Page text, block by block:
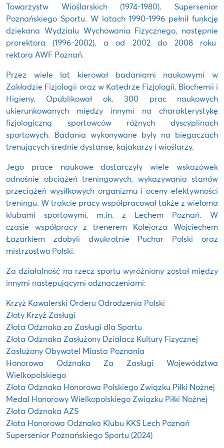
Towarzystw Wioślarskich (1974-1980). Supersenior
Poznańskiego Sportu. W latach 1990-1996 pełnił funkcję
dziekana Wydziału Wychowania Fizycznego, następnie
prorektora (1996-2002), a od 2002 do 2008 roku
rektora AWF Poznań.
Przez wiele lat kierował badaniami naukowymi w
Zakładzie Fizjologii oraz w Katedrze Fizjologii, Biochemii i
Higieny. Opublikował ok. 300 prac naukowych
ukierunkowanych między innymi na charakterystykę
fizjologiczną sportowców różnych dyscyplinach
sportowych. Badania wykonywane były na biegaczach
trenujących średnie dystanse, kajakarzy i wioślarzy.
Jego prace naukowe dostarczyły wiele wskazówek
odnośnie obciążeń treningowych, wykazywania stanów
przeciążeń wysiłkowych organizmu i oceny efektywności
treningu. W trakcie pracy współpracował także z wieloma
klubami sportowymi, m.in. z Lechem Poznań. W
czasie współpracy z trenerem Kolejorza Wojciechem
Łazarkiem zdobyli dwukrotnie Puchar Polski oraz
mistrzostwo Polski.
Za działalność na rzecz sportu wyróżniony został między
innymi następującymi odznaczeniami:
Krzyż Kawalerski Orderu Odrodzenia Polski
Złoty Krzyż Zasługi
Złota Odznaka za Zasługi dla Sportu
Złota Odznaka Zasłużony Działacz Kultury Fizycznej
Zasłużony Obywatel Miasta Poznania
Honorowa Odznaka Za Zasługi Województwa
Wielkopolskiego
Złota Odznaka Honorowa Polskiego Związku Piłki Nożnej
Medal Honorowy Wielkopolskiego Związku Piłki Nożnej
Złota Odznaka AZS
Złota Honorowa Odznaka Klubu KKS Lech Poznań
Supersenior Poznańskiego Sportu (2024)